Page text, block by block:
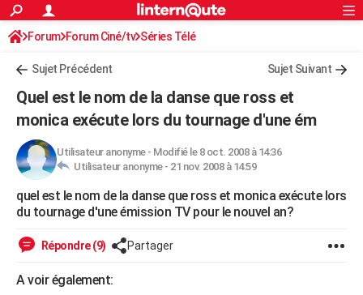
ACTUALITÉS
Politique
Société
Faits Divers
Education
Monde
Villes
+
Programme TV
Streaming
Sorties cinéma
FINANCE
Retraite
Impôts
Epargne
Immobilier
Risques naturels par ville
Banque
Assurance
Crédit
AUTO
Essais
Réserver un essai
Citadines
Berlines
SUV
Forum auto
HIGH-TECH
Mobiles
Meilleur smartphone
Internet
Ordinateurs
Jeux vidéo
Guide high-tech
+BRICOLAGE
Forum
Aménagement intérieur
Extérieur
Cuisine
Salle de bains
Jardinage
Rangement
WEEK-END
Guides de France
Escapades
Patrimoine
Expositions
Musées
Week-end nature
+LIFESTYLE
S'inscrire
Connexion
Forum Forum Ciné/tv Séries Télé
Sujet Précédent Sujet Suivant
Quel est le nom de la danse que ross et
monica exécute lors du tournage d'une ém
Utilisateur anonyme- Modifié le 8 oct. 2008 à 14:36
Utilisateur anonyme - 21 nov. 2008 à 14:59
quel est le nom de la danse que ross et monica exécute lors
du tournage d'une émission TV pour le nouvel an?
Répondre (9) Partager
A voir également: